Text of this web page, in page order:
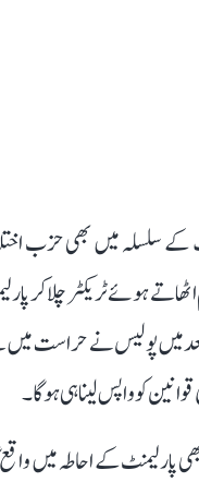
سلسلہ میں بھی حزب
ہوئے ٹریکٹر چلا کر
پولیس نے حراست میں لے
کو واپس لینا ہی ہوگا۔
پارلیمنٹ کے احاطہ میں